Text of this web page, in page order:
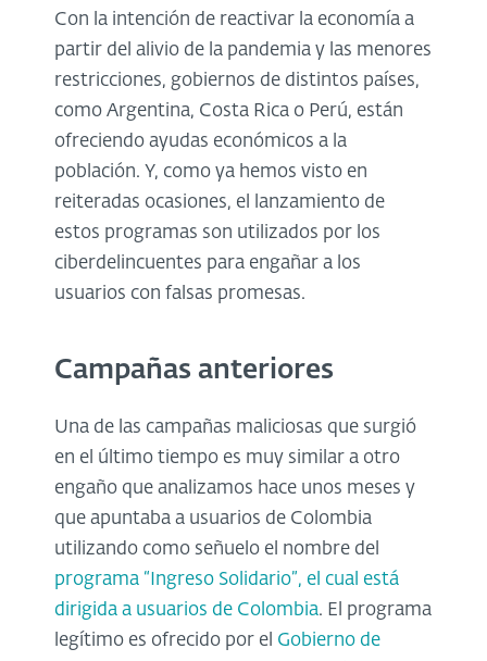
Con la intención de reactivar la economía a
partir del alivio de la pandemia y las menores
restricciones, gobiernos de distintos países,
como Argentina, Costa Rica o Perú, están
ofreciendo ayudas económicos a la
población. Y, como ya hemos visto en
reiteradas ocasiones, el lanzamiento de
estos programas son utilizados por los
ciberdelincuentes para engañar a los
usuarios con falsas promesas.
Campañas anteriores
Una de las campañas maliciosas que surgió
en el último tiempo es muy similar a otro
engaño que analizamos hace unos meses y
que apuntaba a usuarios de Colombia
utilizando como señuelo el nombre del
programa “Ingreso Solidario”, el cual está
dirigida a usuarios de Colombia. El programa
legítimo es ofrecido por el Gobierno de